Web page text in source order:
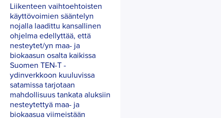
Liikenteen vaihtoehtoisten
käyttövoimien sääntelyn
nojalla laadittu kansallinen
ohjelma edellyttää, että
nesteytet/yn maa- ja
biokaasun osalta kaikissa
Suomen TEN-T -
ydinverkkoon kuuluvissa
satamissa tarjotaan
mahdollisuus tankata aluksiin
nesteytettyä maa- ja
biokaasua viimeistään